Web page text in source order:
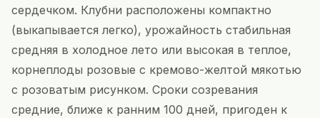
сердечком. Клубни расположены компактно
(выкапывается легко), урожайность стабильная
средняя в холодное лето или высокая в теплое,
корнеплоды розовые с кремово-желтой мякотью
с розоватым рисунком. Сроки созревания
средние, ближе к ранним 100 дней, пригоден к